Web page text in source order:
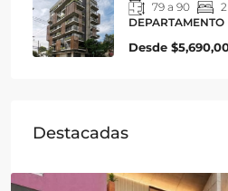
79 a 90 2
DEPARTAMENTO
Desde
Destacadas